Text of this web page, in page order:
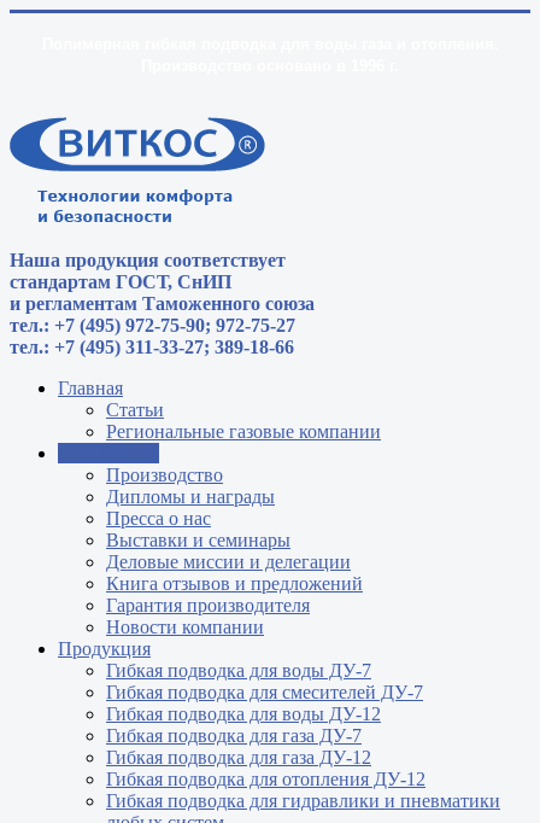
Наша продукция соответствует
стандартам ГОСТ, СнИП
и регламентам Таможенного союза
тел.: +7 (495) 972-75-90; 972-75-27
тел.: +7 (495) 311-33-27; 389-18-66
Главная
Статьи
Региональные газовые компании
Производство
Дипломы и награды
Пресса о нас
Выставки и семинары
Деловые миссии и делегации
Книга отзывов и предложений
Гарантия производителя
Новости компании
Продукция
Гибкая подводка для воды ДУ-7
Гибкая подводка для смесителей ДУ-7
Гибкая подводка для воды ДУ-12
Гибкая подводка для газа ДУ-7
Гибкая подводка для газа ДУ-12
Гибкая подводка для отопления ДУ-12
Гибкая подводка для гидравлики и пневматики